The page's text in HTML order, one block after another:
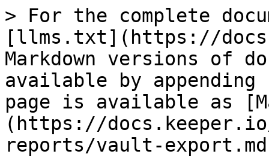
> For the complete
[llms.txt](https://
Markdown versions of
available by
page is available as
(https://
reports/vault-